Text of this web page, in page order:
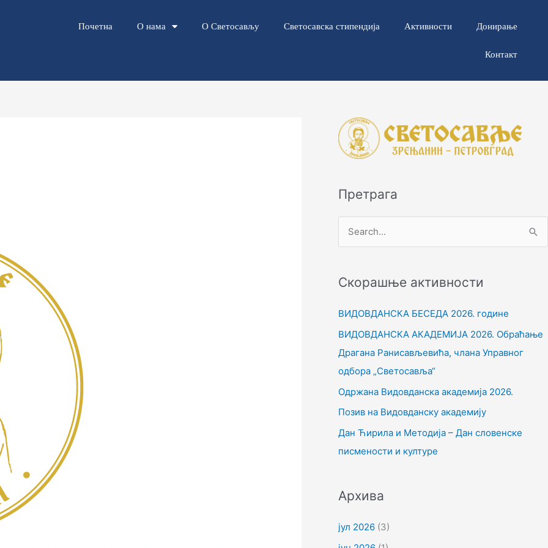
Почетна О нама О Светосављу Светосавска стипендија Активности Донирање
Контакт
Претрага
т
р
а
:
Скорашње активности
ВИДОВДАНСКА БЕСЕДА 2026. године
ВИДОВДАНСКА АКАДЕМИЈА 2026. Обраћање
Драгана Ранисављевића, члана Управног
одбора „Светосавља“
Одржана Видовданска академија 2026.
Позив на Видовданску академију
Дан Ћирила и Методија – Дан словенске
писмености и културе
Архива
јул 2026(3)